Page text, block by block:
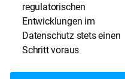
regulatorischen
Entwicklungen im
Datenschutz stets einen
Schritt voraus